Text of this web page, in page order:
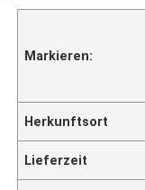
Markieren:
Herkunftsort
Lieferzeit